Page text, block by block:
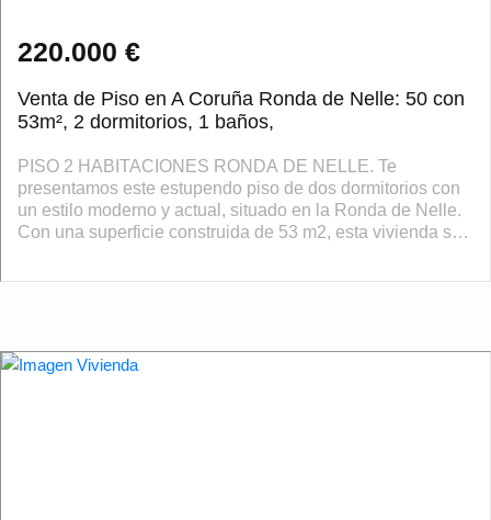
220.000 €
Venta de Piso en A Coruña Ronda de Nelle: 50 con
53m², 2 dormitorios, 1 baños,
PISO 2 HABITACIONES RONDA DE NELLE. Te
presentamos este estupendo piso de dos dormitorios con
un estilo moderno y actual, situado en la Ronda de Nelle.
Con una superficie construida de 53 m2, esta vivienda se